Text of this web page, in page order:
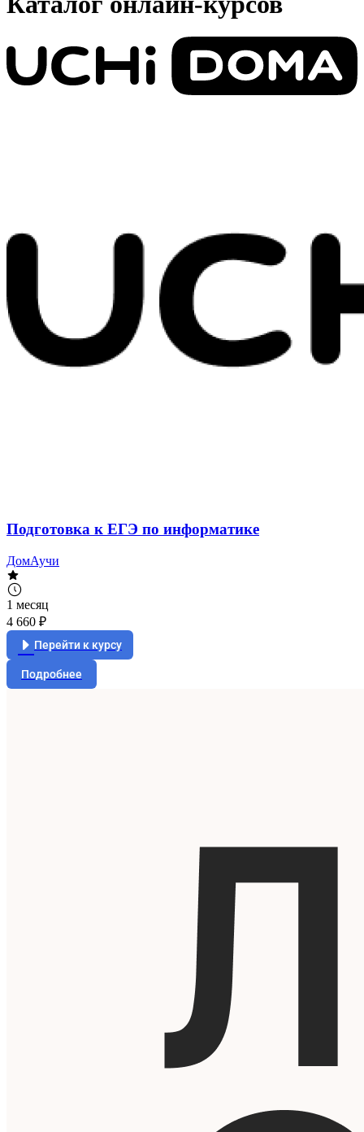
Подготовка к ЕГЭ по информатике
ДомАучи
1 месяц
4 660 ₽
Перейти к курсу
Подробнее